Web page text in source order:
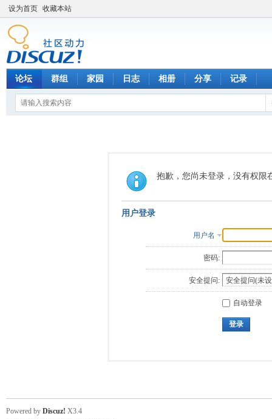
设为首页 收藏本站
论坛 群组 家园 日志 相册 分享 记录
抱歉，您尚未登录，没有权限
用户登录
用户名
密码:
安全提问:
自动登录
登录
Powered by Discuz! X3.4